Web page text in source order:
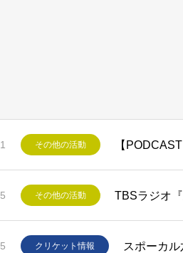
その他の活動
その他の活動
クリケット情報 スポーカ